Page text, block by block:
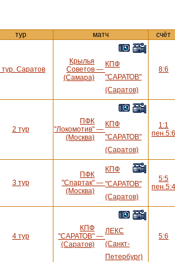
тур матч счёт
тур. Саратов
Крылья
Советов
(Самара)
—
КПФ
"САРАТОВ"
(Саратов)
8:6
2 тур
ПФК
"Локомотив"
(Москва)
—
КПФ
"САРАТОВ"
(Саратов)
1:1
пен.5:6
3 тур
ПФК
"Спартак"
(Москва)
—
КПФ
"САРАТОВ"
(Саратов)
5:5
пен.5:4
4 тур
КПФ
"САРАТОВ"
(Саратов)
—
ЛЕКС
(Санкт-
Петербург)
5:6